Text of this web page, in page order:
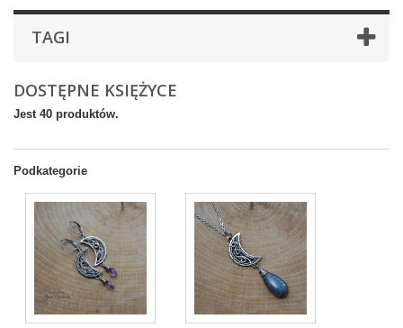
TAGI
DOSTĘPNE KSIĘŻYCE
Jest 40 produktów.
Podkategorie